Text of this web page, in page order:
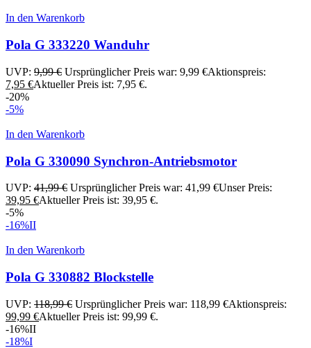
In den Warenkorb
Pola G 333220 Wanduhr
UVP: 9,99€ Ursprünglicher Preis war: 9,99 €Aktionspreis:
7,95 €Aktueller Preis ist: 7,95 €.
-20%
-5%
In den Warenkorb
Pola G 330090 Synchron-Antriebsmotor
UVP: 41,99€ Ursprünglicher Preis war: 41,99 €Unser Preis:
39,95 €Aktueller Preis ist: 39,95 €.
-5%
-16%II
In den Warenkorb
Pola G 330882 Blockstelle
UVP: 118,99€ Ursprünglicher Preis war: 118,99 €Aktionspreis:
99,99 €Aktueller Preis ist: 99,99 €.
-16%II
-18%I